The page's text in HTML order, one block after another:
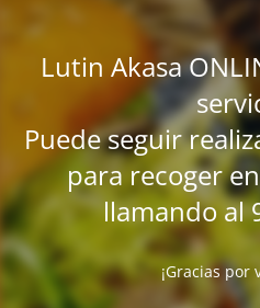
Lutin Akasa
Puede seguir
para recoger
llamando al
¡Gracias por